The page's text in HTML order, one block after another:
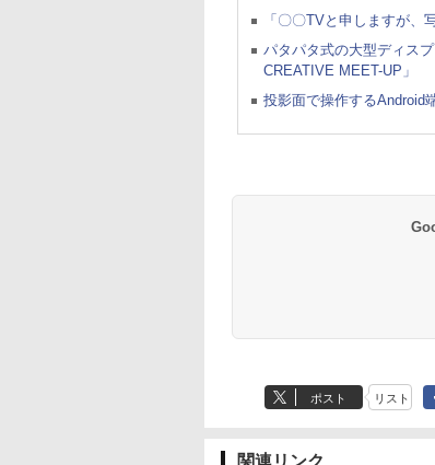
「〇〇TVと申しますが
パタパタ式の大型ディス
CREATIVE MEET-UP」
投影面で操作するAndroid
ポスト リスト